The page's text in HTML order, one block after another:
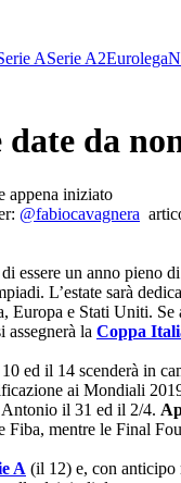
ASerie A2Eurolega
da
appena iniziato
@fabiocavagnera
essere un anno pieno
L’estate sarà
Europa e Stati Uniti. Se
la Coppa
ed il 14 scenderà in
ai Mondiali
Antonio il 31 ed il 2/4.
Fiba, mentre le Final
A (il 12) e, con anticipo